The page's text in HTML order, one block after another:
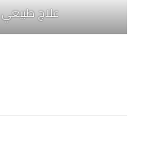
علاج طبيعي